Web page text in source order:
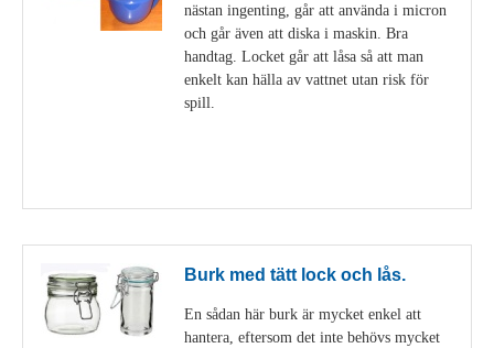
nästan ingenting, går att använda i micron
och går även att diska i maskin. Bra
handtag. Locket går att låsa så att man
enkelt kan hälla av vattnet utan risk för
spill.
Burk med tätt lock och lås.
En sådan här burk är mycket enkel att
hantera, eftersom det inte behövs mycket